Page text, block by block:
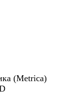
(Metrica)